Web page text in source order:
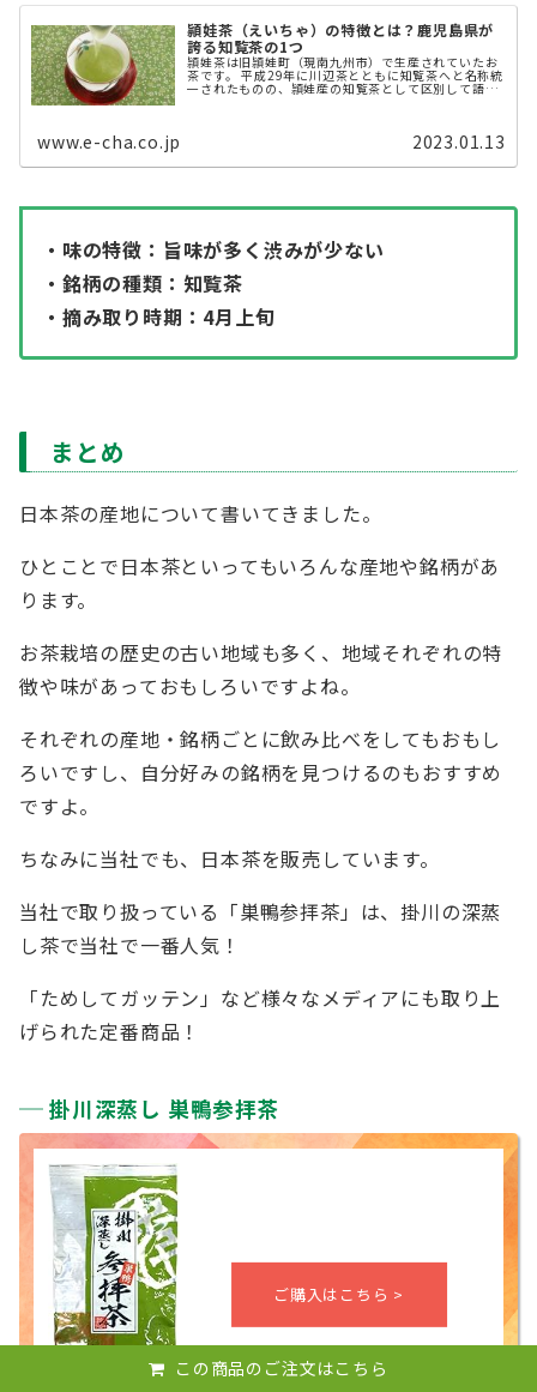
頴娃茶（えいちゃ）の特徴とは？鹿児島県が
誇る知覧茶の1つ
頴娃茶は旧頴娃町（現南九州市）で生産されていたお
茶です。 平成29年に川辺茶とともに知覧茶へと名称統
一されたものの、頴娃産の知覧茶として区別して語ら
www.e-cha.co.jp 2023.01.13
・味の特徴：旨味が多く渋みが少ない
・銘柄の種類：知覧茶
・摘み取り時期：4月上旬
まとめ
日本茶の産地について書いてきました。
ひとことで日本茶といってもいろんな産地や銘柄があ
ります。
お茶栽培の歴史の古い地域も多く、地域それぞれの特
徴や味があっておもしろいですよね。
それぞれの産地・銘柄ごとに飲み比べをしてもおもし
ろいですし、自分好みの銘柄を見つけるのもおすすめ
ですよ。
ちなみに当社でも、日本茶を販売しています。
当社で取り扱っている「巣鴨参拝茶」は、掛川の深蒸
し茶で当社で一番人気！
「ためしてガッテン」など様々なメディアにも取り上
げられた定番商品！
掛川深蒸し 巣鴨参拝茶
この商品のご注文はこちら